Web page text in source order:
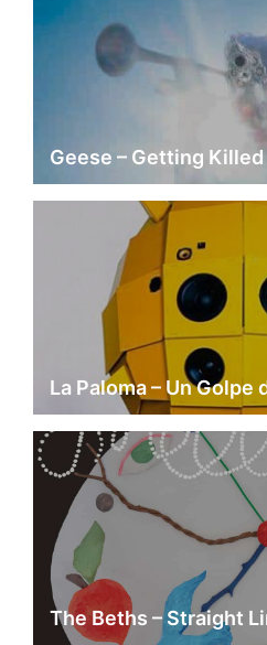
Geese – Getting Killed
La Paloma – Un Golpe
The Beths – Straight